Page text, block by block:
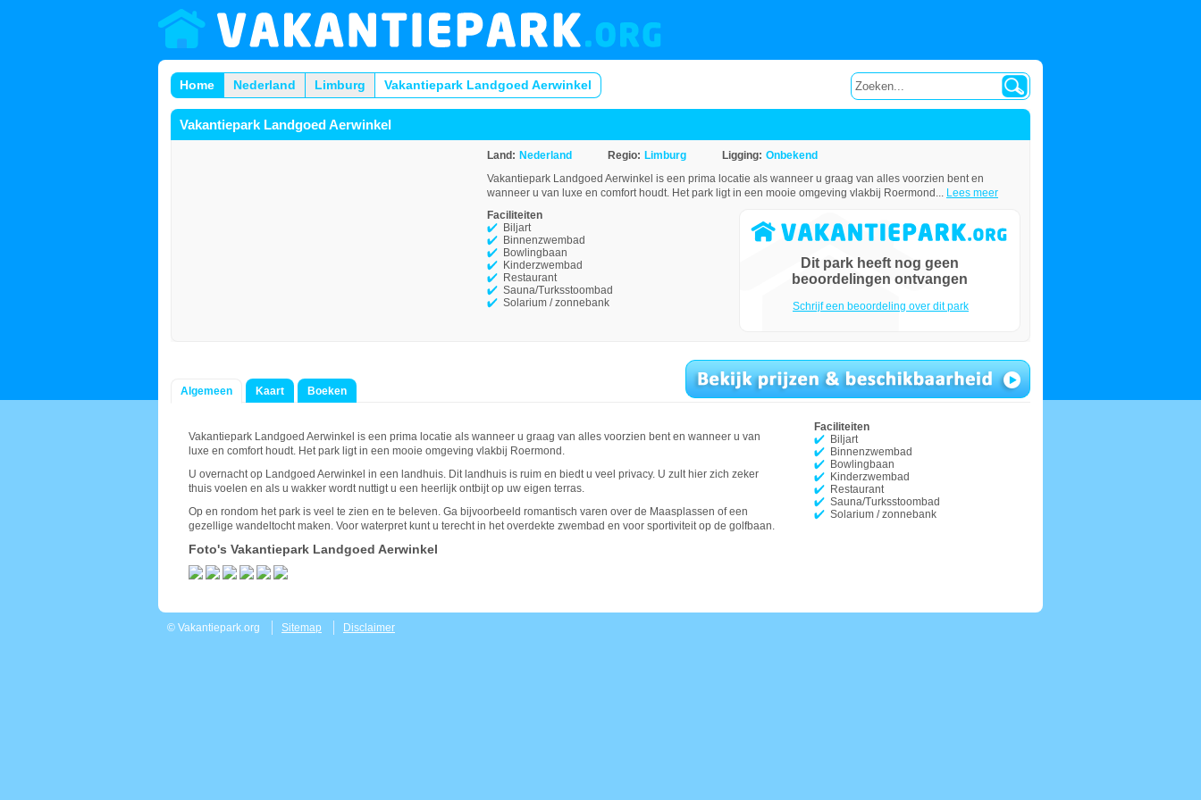
Home Nederland Limburg Vakantiepark Landgoed Aerwinkel
Vakantiepark Landgoed Aerwinkel
Land: Nederland Regio: Limburg Ligging: Onbekend
Vakantiepark Landgoed Aerwinkel is een prima locatie als wanneer u graag van alles voorzien bent en
wanneer u van luxe en comfort houdt. Het park ligt in een mooie omgeving vlakbij Roermond... Lees meer
Faciliteiten
Biljart
Binnenzwembad
Bowlingbaan
Kinderzwembad
Restaurant
Sauna/Turksstoombad
Solarium / zonnebank
Dit park heeft nog geen
beoordelingen ontvangen
Schrijf een beoordeling over dit park
Algemeen Kaart Boeken
Vakantiepark Landgoed Aerwinkel is een prima locatie als wanneer u graag van alles voorzien bent en wanneer u van
luxe en comfort houdt. Het park ligt in een mooie omgeving vlakbij Roermond.
U overnacht op Landgoed Aerwinkel in een landhuis. Dit landhuis is ruim en biedt u veel privacy. U zult hier zich zeker
thuis voelen en als u wakker wordt nuttigt u een heerlijk ontbijt op uw eigen terras.
Op en rondom het park is veel te zien en te beleven. Ga bijvoorbeeld romantisch varen over de Maasplassen of een
gezellige wandeltocht maken. Voor waterpret kunt u terecht in het overdekte zwembad en voor sportiviteit op de golfbaan.
Foto's Vakantiepark Landgoed Aerwinkel
Faciliteiten
Biljart
Binnenzwembad
Bowlingbaan
Kinderzwembad
Restaurant
Sauna/Turksstoombad
Solarium / zonnebank
© Vakantiepark.org Sitemap Disclaimer